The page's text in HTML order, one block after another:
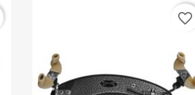
favorite_border